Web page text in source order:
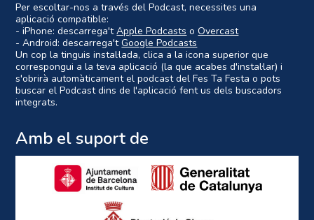
Per escoltar-nos a través del Podcast, necessites una
aplicació compatible:
- iPhone: descarrega'tApple Podcasts oOvercast
- Android: descarrega'tGoogle Podcasts
Un cop la tinguis instal·lada, clica a la icona superior que
correspongui a la teva aplicació (la que acabes d'instal·lar) i
s'obrirà automàticament el podcast del Fes Ta Festa o pots
buscar el Podcast dins de l'aplicació fent us dels buscadors
integrats.
Amb el suport de